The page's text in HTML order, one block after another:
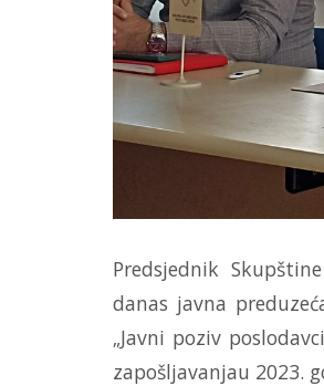
Predsjednik
danas javna
„Javni poziv
zapošljavanjau 2023.